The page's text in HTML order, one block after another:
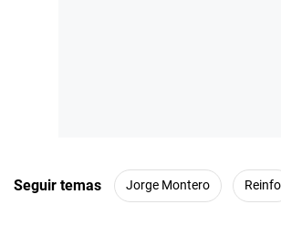
Seguir temas Jorge Montero Reinfo